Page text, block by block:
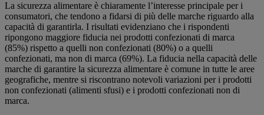
La sicurezza alimentare è chiaramente l’interesse principale per i
consumatori, che tendono a fidarsi di più delle marche riguardo alla
capacità di garantirla. I risultati evidenziano che i rispondenti
ripongono maggiore fiducia nei prodotti confezionati di marca
(85%) rispetto a quelli non confezionati (80%) o a quelli
confezionati, ma non di marca (69%). La fiducia nella capacità delle
marche di garantire la sicurezza alimentare è comune in tutte le aree
geografiche, mentre si riscontrano notevoli variazioni per i prodotti
non confezionati (alimenti sfusi) e i prodotti confezionati non di
marca.